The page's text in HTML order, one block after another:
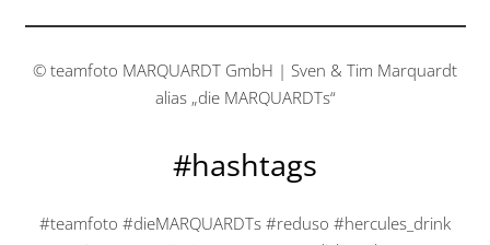
© teamfoto MARQUARDT GmbH | Sven & Tim Marquardt
alias „die MARQUARDTs“
#hashtags
#teamfoto #dieMARQUARDTs #reduso #hercules_drink